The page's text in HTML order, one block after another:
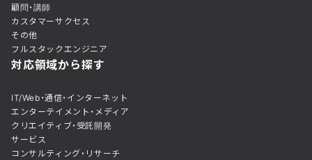
顧問・講師
カスタマーサクセス
その他
フルスタックエンジニア
対応領域から探す
IT/Web・通信・インターネット
エンターテイメント・メディア
クリエイティブ・受託開発
サービス
コンサルティング・リサーチ